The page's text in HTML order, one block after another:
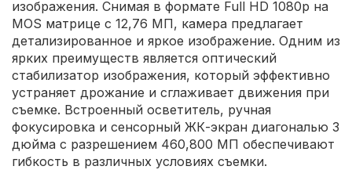
изображения. Снимая в формате Full HD 1080p на
MOS матрице с 12,76 МП, камера предлагает
детализированное и яркое изображение. Одним из
ярких преимуществ является оптический
стабилизатор изображения, который эффективно
устраняет дрожание и сглаживает движения при
съемке. Встроенный осветитель, ручная
фокусировка и сенсорный ЖК-экран диагональю 3
дюйма с разрешением 460,800 МП обеспечивают
гибкость в различных условиях съемки.